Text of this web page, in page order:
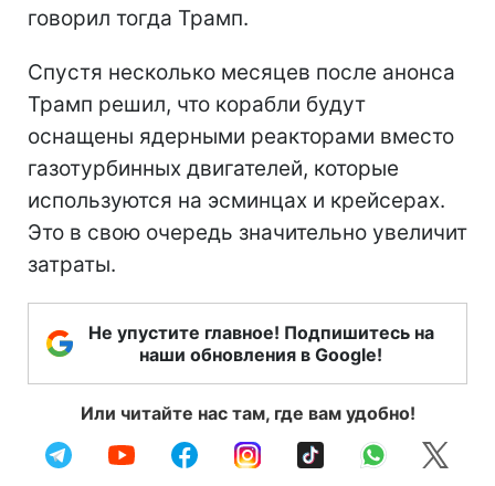
говорил тогда Трамп.
Спустя несколько месяцев после анонса
Трамп решил, что корабли будут
оснащены ядерными реакторами вместо
газотурбинных двигателей, которые
используются на эсминцах и крейсерах.
Это в свою очередь значительно увеличит
затраты.
Не упустите главное! Подпишитесь на
наши обновления в Google!
Или читайте нас там, где вам удобно!